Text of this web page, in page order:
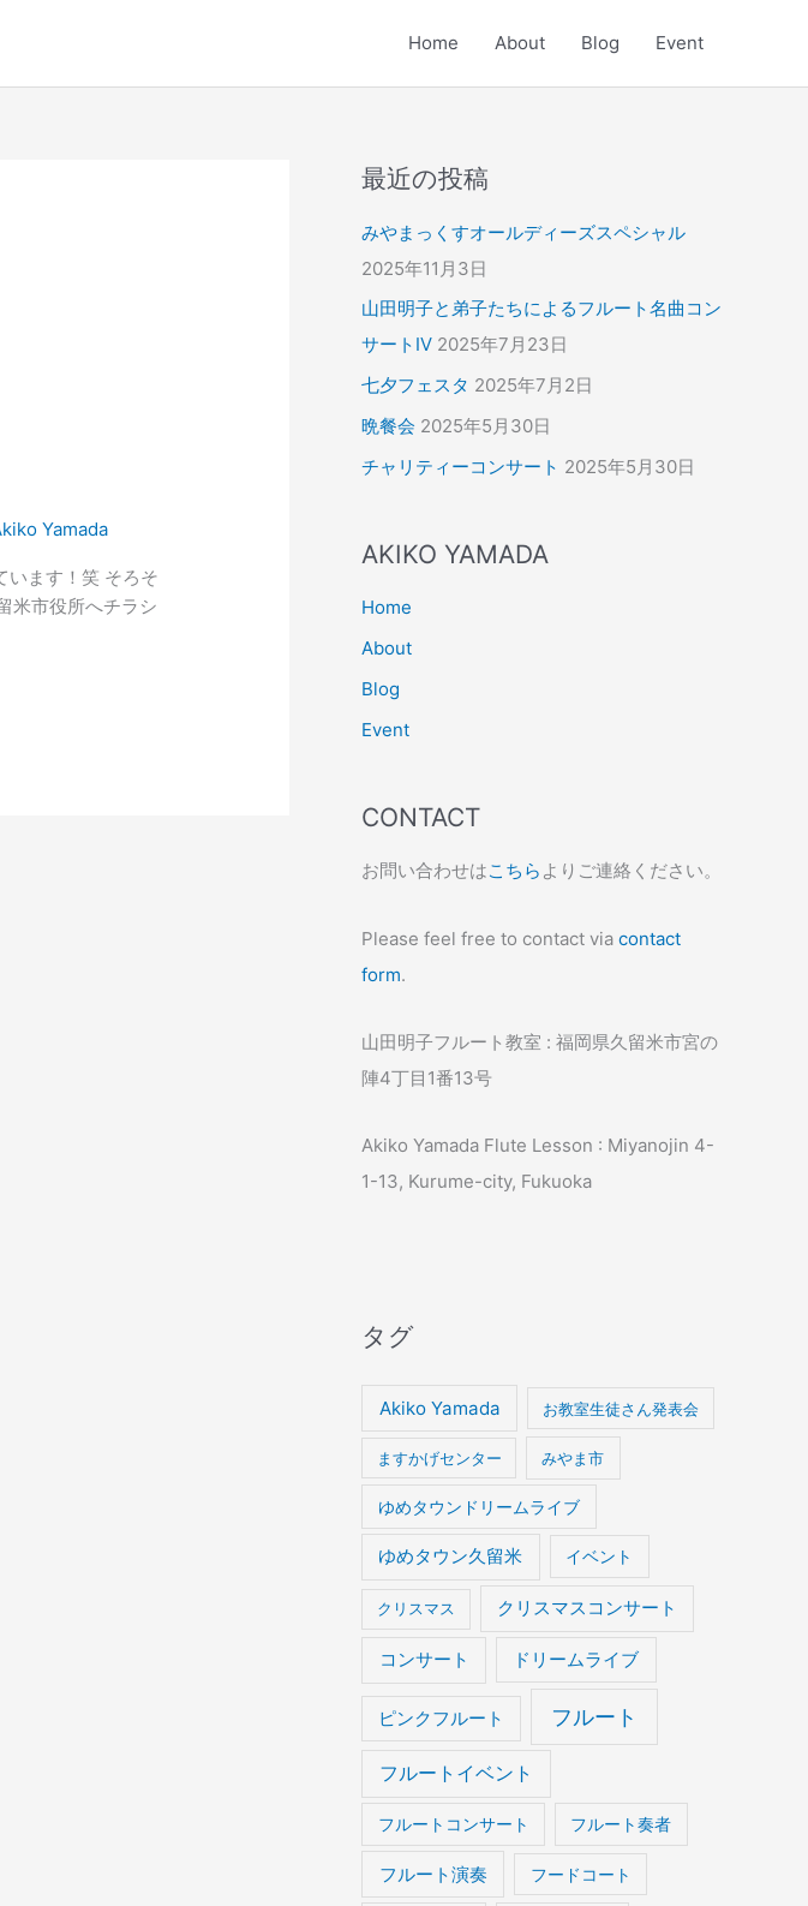
Home About Blog Event
Yamada
います！笑 そろそ
米市役所へチラシ
最近の投稿
みやまっくすオールディーズスペシャル
2025年11月3日
山田明子と弟子たちによるフルート名曲コン
サートⅣ 2025年7月23日
七夕フェスタ 2025年7月2日
晩餐会 2025年5月30日
チャリティーコンサート 2025年5月30日
AKIKO YAMADA
Home
About
Blog
Event
CONTACT
お問い合わせはこちら よりご連絡ください。
Please feel free to contact via contact
form.
山田明子フルート教室 : 福岡県久留米市宮の
陣4丁目1番13号
Akiko Yamada Flute Lesson : Miyanojin 4-
1-13, Kurume-city, Fukuoka
タグ
Akiko Yamada お教室生徒さん発表会
ますかげセンター みやま市
ゆめタウンドリームライブ
ゆめタウン久留米 イベント
クリスマス クリスマスコンサート
コンサート ドリームライブ
ピンクフルート フルート
フルートイベント
フルートコンサート フルート奏者
フルート演奏 フードコート